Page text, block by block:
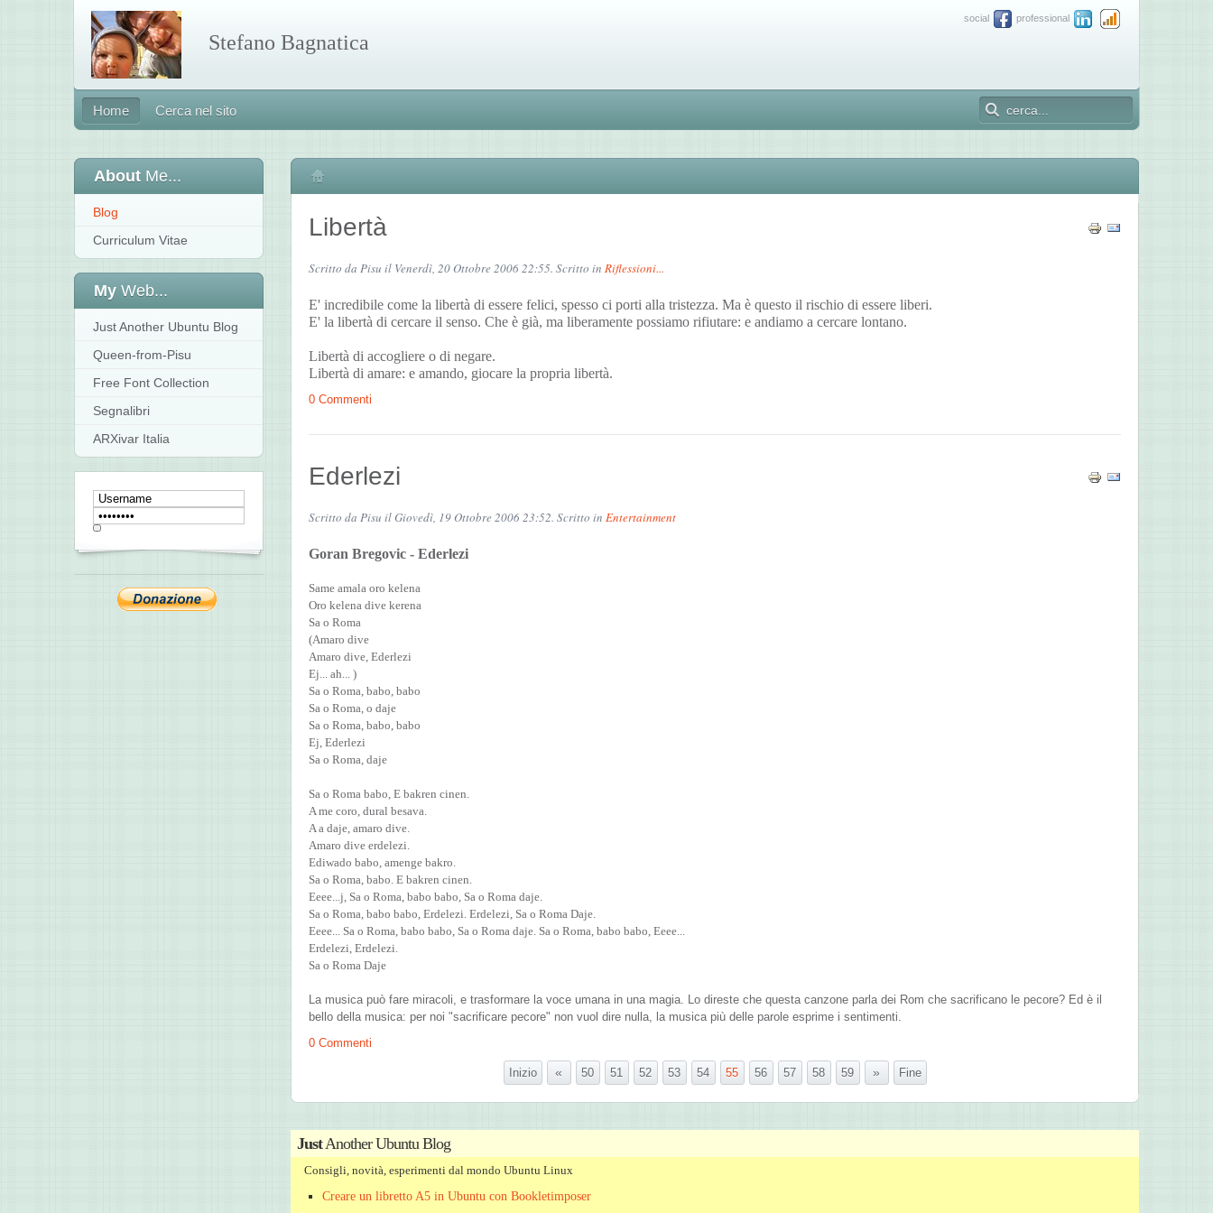
social professional
Stefano Bagnatica
Home Cerca nel sito
Libertà
Scritto da Pisu il Venerdì, 20 Ottobre 2006 22:55. Scritto inRiflessioni...
E' incredibile come la libertà di essere felici, spesso ci porti alla tristezza.Ma è questo il rischio di essere liberi.
E' la libertà di cercare il senso. Che è già, ma liberamente possiamo rifiutare: e andiamo a cercare lontano.
Libertà di accogliere o di negare.
Libertà di amare: e amando, giocare la propria libertà.
0 Commenti
Ederlezi
Scritto da Pisu il Giovedì, 19 Ottobre 2006 23:52. Scritto inEntertainment
Goran Bregovic - Ederlezi
Same amala oro kelena
Oro kelena dive kerena
Sa o Roma
(Amaro dive
Amaro dive, Ederlezi
Ej... ah... )
Sa o Roma, babo, babo
Sa o Roma, o daje
Sa o Roma, babo, babo
Ej, Ederlezi
Sa o Roma, daje
Sa o Roma babo, E bakren cinen.
A me coro, dural besava.
A a daje, amaro dive.
Amaro dive erdelezi.
Ediwado babo, amenge bakro.
Sa o Roma, babo. E bakren cinen.
Eeee...j, Sa o Roma, babo babo, Sa o Roma daje.
Sa o Roma, babo babo, Erdelezi. Erdelezi, Sa o Roma Daje.
Eeee... Sa o Roma, babo babo, Sa o Roma daje. Sa o Roma, babo babo, Eeee...
Erdelezi, Erdelezi.
Sa o Roma Daje
La musica può fare miracoli, e trasformare la voce umana in una magia. Lo direste che questa canzone parla dei Rom che sacrificano le pecore? Ed è il
bello della musica: per noi "sacrificare pecore" non vuol dire nulla, la musica più delle parole esprime i sentimenti.
0 Commenti
Inizio « 50 51 52 53 54 55 56 57 58 59 » Fine
JustAnother Ubuntu Blog
Consigli, novità, esperimenti dal mondo Ubuntu Linux
Creare un libretto A5 in Ubuntu con Bookletimposer
About Me...
Blog
Curriculum Vitae
My Web...
Just Another Ubuntu Blog
Queen-from-Pisu
Free Font Collection
Segnalibri
ARXivar Italia